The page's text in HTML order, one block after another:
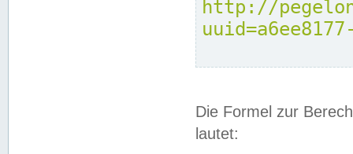
http://
Die Formel zur
lautet: